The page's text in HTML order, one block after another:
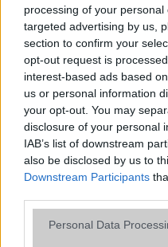
processing of your
targeted advertising by us,
section to confirm your
opt-out request is
interest-based ads based
us or personal information
your opt-out. You may
disclosure of your personal
IAB’s list of downstream
also be disclosed by us to
Downstream Participants
Please note that this
Personal Data
qpica